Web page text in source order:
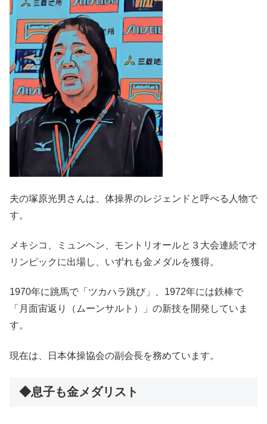
夫の塚原光男さんは、体操界のレジェンドと呼べる人物で
す。
メキシコ、ミュンヘン、モントリオールと３大会連続でオ
リンピックに出場し、いずれも金メダルを獲得。
1970年に跳馬で「ツカハラ跳び」、1972年には鉄棒で
「月面宙返り（ムーンサルト）」の新技を開発していま
す。
現在は、日本体操協会の副会長を務めています。
◆息子も金メダリスト